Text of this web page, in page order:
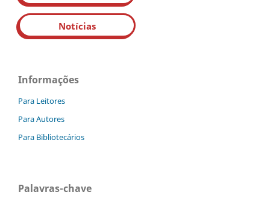
Notícias
Informações
Para Leitores
Para Autores
Para Bibliotecários
Palavras-chave